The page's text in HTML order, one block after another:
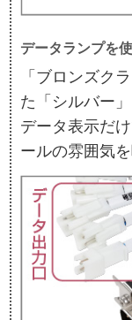
データランプを
「ブロンズク
た「シルバー」
データ表示だ
ールの雰囲気